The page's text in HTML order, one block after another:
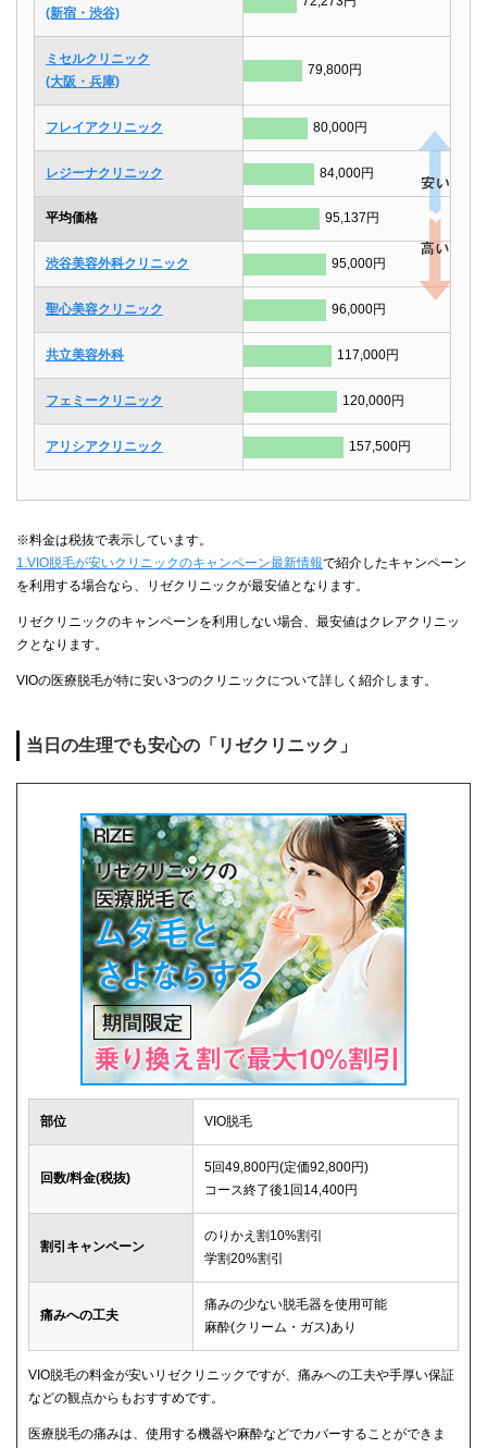
(新宿・渋谷)
ミセルクリニック
(大阪・兵庫)
79,800円
フレイアクリニック 80,000円
レジーナクリニック 84,000円
平均価格 95,137円
渋谷美容外科クリニック 95,000円
聖心美容クリニック 96,000円
共立美容外科 117,000円
フェミークリニック 120,000円
アリシアクリニック 157,500円
※料金は税抜で表示しています。
1.VIO脱毛が安いクリニックのキャンペーン最新情報で紹介したキャンペーン
を利用する場合なら、リゼクリニックが最安値となります。
リゼクリニックのキャンペーンを利用しない場合、最安値はクレアクリニッ
クとなります。
VIOの医療脱毛が特に安い3つのクリニックについて詳しく紹介します。
当日の生理でも安心の「リゼクリニック」
部位 VIO脱毛
回数/料金(税抜)
5回49,800円(定価92,800円)
コース終了後1回14,400円
割引キャンペーン
のりかえ割10%割引
学割20%割引
痛みへの工夫
痛みの少ない脱毛器を使用可能
麻酔(クリーム・ガス)あり
VIO脱毛の料金が安いリゼクリニックですが、痛みへの工夫や手厚い保証
などの観点からもおすすめです。
医療脱毛の痛みは、使用する機器や麻酔などでカバーすることができま